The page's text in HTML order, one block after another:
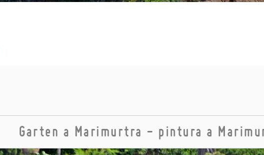
Garten a Marimurtra - pintura a